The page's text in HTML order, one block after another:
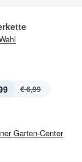
€ 6,99
Garten-Center